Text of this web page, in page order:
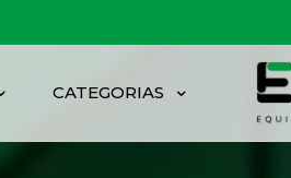
CATEGORIAS